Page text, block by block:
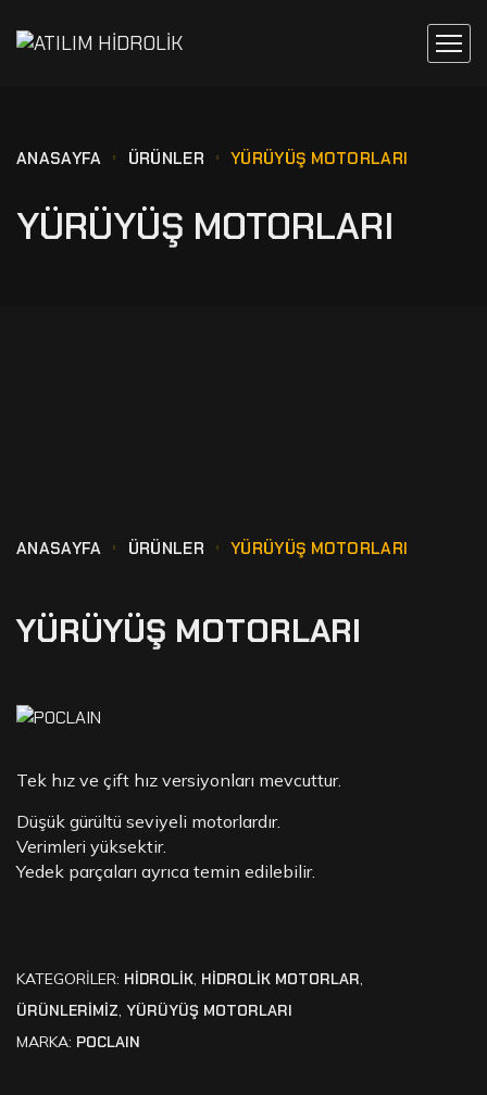
ANASAYFA ÜRÜNLER YÜRÜYÜŞ MOTORLARI
YÜRÜYÜŞ MOTORLARI
ANASAYFA ÜRÜNLER YÜRÜYÜŞ MOTORLARI
YÜRÜYÜŞ MOTORLARI
Tek hız ve çift hız versiyonları mevcuttur.
Düşük gürültü seviyeli motorlardır.
Verimleri yüksektir.
Yedek parçaları ayrıca temin edilebilir.
KATEGORILER: HİDROLİK, HİDROLİK MOTORLAR,
ÜRÜNLERİMİZ, YÜRÜYÜŞ MOTORLARI
MARKA: POCLAIN